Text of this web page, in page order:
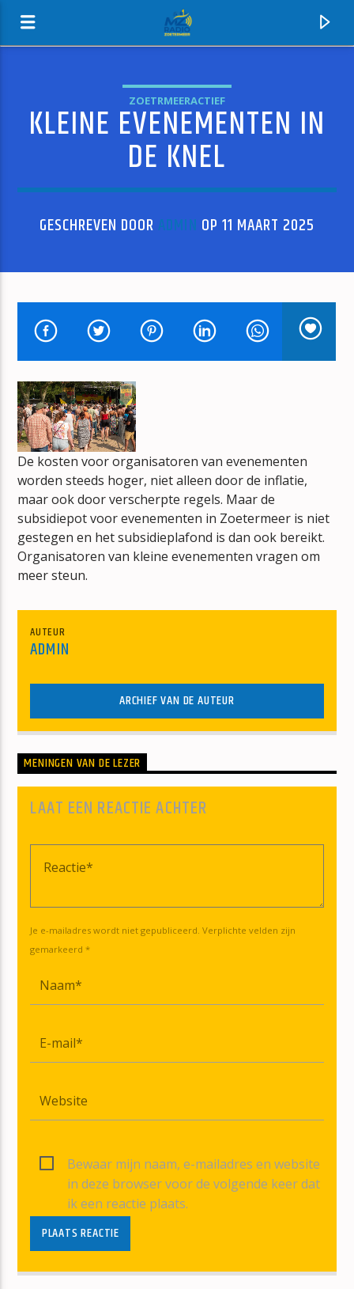
MZ-RADIO
HUIDIG NUMMER
ORANJE PARTY RADIO
JOS NETTEN
mz-radio
ZOETRMEERACTIEF
KLEINE EVENEMENTEN IN
DE KNEL
GESCHREVEN DOOR ADMIN OP 11 MAART 2025
De kosten voor organisatoren van evenementen
worden steeds hoger, niet alleen door de inflatie,
maar ook door verscherpte regels. Maar de
subsidiepot voor evenementen in Zoetermeer is niet
gestegen en het subsidieplafond is dan ook bereikt.
Organisatoren van kleine evenementen vragen om
meer steun.
AUTEUR
ADMIN
ARCHIEF VAN DE AUTEUR
MENINGEN VAN DE LEZER
LAAT EEN REACTIE ACHTER
Je e-mailadres wordt niet gepubliceerd. Verplichte velden zijn
gemarkeerd *
Bewaar mijn naam, e-mailadres en website
in deze browser voor de volgende keer dat
ik een reactie plaats.